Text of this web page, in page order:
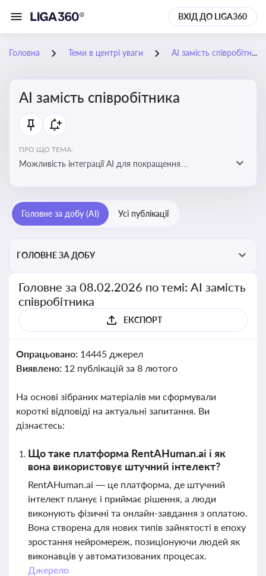
ВХІД ДО LIGA360
Головна Теми в центрі уваги АІ замість співробітника
АІ замість співробітника
ПРО ЩО ТЕМА:
Можливість інтеграції АІ для покращення
Головне за добу (AI) Усі публікації
ГОЛОВНЕ ЗА ДОБУ
Головне за 08.02.2026 по темі: АІ замість
співробітника
ЕКСПОРТ
Опрацьовано: 14445 джерел
Виявлено: 12 публікацій за 8 лютого
На основі зібраних матеріалів ми сформували
короткі відповіді на актуальні запитання. Ви
дізнаєтесь:
Що таке платформа RentAHuman.ai і як
вона використовує штучний інтелект?
RentAHuman.ai — це платформа, де штучний
інтелект планує і приймає рішення, а люди
виконують фізичні та онлайн-завдання з оплатою.
Вона створена для нових типів зайнятості в епоху
зростання нейромереж, позиціонуючи людей як
виконавців у автоматизованих процесах.
Джерело